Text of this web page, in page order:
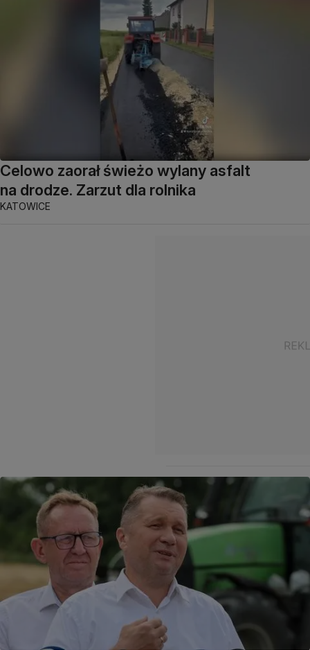
Celowo zaorał świeżo wylany asfalt
na drodze. Zarzut dla rolnika
KATOWICE